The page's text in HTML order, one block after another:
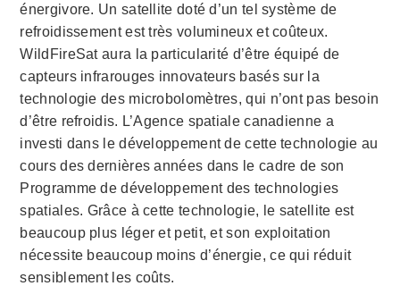
énergivore. Un satellite doté d’un tel système de
refroidissement est très volumineux et coûteux.
WildFireSat aura la particularité d’être équipé de
capteurs infrarouges innovateurs basés sur la
technologie des microbolomètres, qui n’ont pas besoin
d’être refroidis. L’Agence spatiale canadienne a
investi dans le développement de cette technologie au
cours des dernières années dans le cadre de son
Programme de développement des technologies
spatiales. Grâce à cette technologie, le satellite est
beaucoup plus léger et petit, et son exploitation
nécessite beaucoup moins d’énergie, ce qui réduit
sensiblement les coûts.